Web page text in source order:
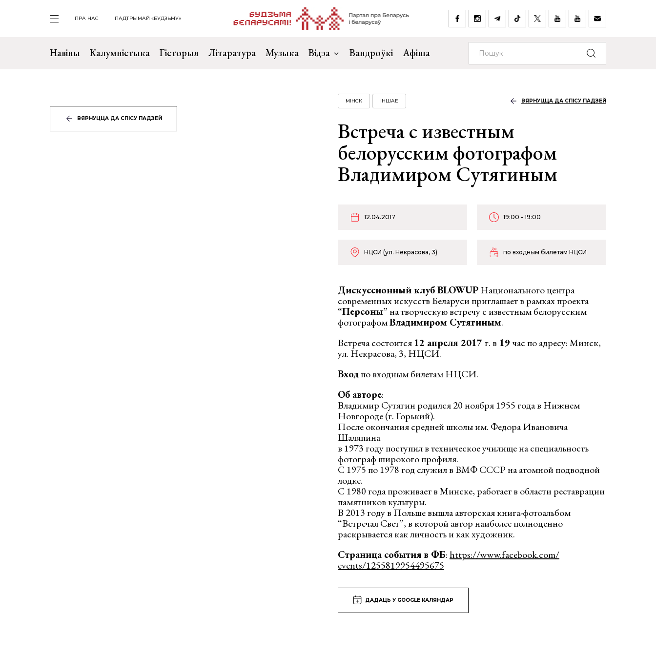
ПРА НАС ПАДТРЫМАЙ «БУДЗЬМУ»
Навіны Калумністыка Гісторыя Літаратура Музыка Відэа Вандроўкі Афіша
ВЯРНУЦЦА ДА СПІСУ ПАДЗЕЙ
МІНСК ІНШАЕ ВЯРНУЦЦА ДА СПІСУ ПАДЗЕЙ
Встреча с известным
белорусским фотографом
Владимиром Сутягиным
12.04.2017 19:00 - 19:00
НЦСИ (ул. Некрасова, 3) по входным билетам НЦСИ
Дискуссионный клуб BLOWUPНационального центра
современных искусств Беларуси приглашает в рамках проекта
“Персоны” на творческую встречу с известным белорусским
фотографомВладимиром Сутягиным.
Встреча состоится 12 апреля 2017 г. в 19 час по адресу: Минск,
ул. Некрасова, 3, НЦСИ.
Входпо входным билетам НЦСИ.
Об авторе:
Владимир Сутягин родился 20 ноября 1955 года в Нижнем
Новгороде (г. Горький).
После окончания средней школы им. Федора Ивановича
Шаляпина
в 1973 году поступил в техническое училище на специальность
фотограф широкого профиля.
С 1975 по 1978 год служил в ВМФ СССР на атомной подводной
лодке.
С 1980 года проживает в Минске, работает в области реставрации
памятников культуры.
В 2013 году в Польше вышла авторская книга-фотоальбом
“Встречая Свет”, в которой автор наиболее полноценно
раскрывается как личность и как художник.
Страница события в ФБ:https://www.facebook.com/
events/1255819954495675
ДАДАЦЬ У GOOGLE КАЛЯНДАР